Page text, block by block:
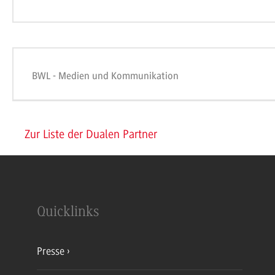
BWL - Medien und Kommunikation
Zur Liste der Dualen Partner
Quicklinks
Presse